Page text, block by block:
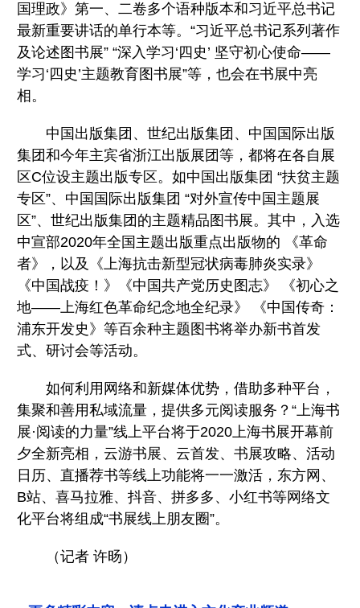
国理政》第一、二卷多个语种版本和习近平总书记
最新重要讲话的单行本等。“习近平总书记系列著作
及论述图书展” “深入学习‘四史’ 坚守初心使命——
学习‘四史’主题教育图书展”等，也会在书展中亮
相。
中国出版集团、世纪出版集团、中国国际出版
集团和今年主宾省浙江出版展团等，都将在各自展
区C位设主题出版专区。如中国出版集团 “扶贫主题
专区”、中国国际出版集团 “对外宣传中国主题展
区”、世纪出版集团的主题精品图书展。其中，入选
中宣部2020年全国主题出版重点出版物的 《革命
者》，以及《上海抗击新型冠状病毒肺炎实录》
《中国战疫！》《中国共产党历史图志》 《初心之
地——上海红色革命纪念地全纪录》 《中国传奇：
浦东开发史》等百余种主题图书将举办新书首发
式、研讨会等活动。
如何利用网络和新媒体优势，借助多种平台，
集聚和善用私域流量，提供多元阅读服务？“上海书
展·阅读的力量”线上平台将于2020上海书展开幕前
夕全新亮相，云游书展、云首发、书展攻略、活动
日历、直播荐书等线上功能将一一激活，东方网、
B站、喜马拉雅、抖音、拼多多、小红书等网络文
化平台将组成“书展线上朋友圈”。
（记者 许旸）